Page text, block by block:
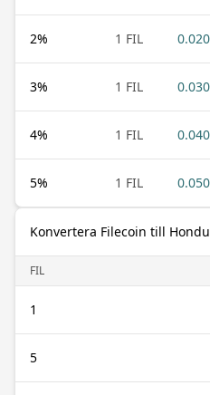
2% 1 FIL
3% 1 FIL
4% 1 FIL
5% 1 FIL
Konvertera Filecoin till
FIL
1
5